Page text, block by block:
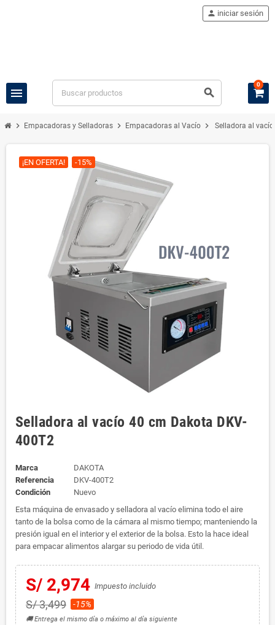
menu search
person iniciar sesión
0
chevron_right Empacadoras y Selladoras chevron_right Empacadoras al Vacío chevron_right Selladora al
¡EN OFERTA! -15%
Selladora al vacío 40 cm Dakota DKV-
400T2
Marca
DAKOTA
Referencia
DKV-400T2
Condición
Nuevo
Esta máquina de envasado y selladora al vacío elimina todo el aire
tanto de la bolsa como de la cámara al mismo tiempo; manteniendo la
presión igual en el interior y el exterior de la bolsa. Esto la hace ideal
para empacar alimentos alargar su periodo de vida útil.
S/ 2,974 Impuesto incluido
S/ 3,499 -15%
🚚 Entrega el mismo día o máximo al día siguiente